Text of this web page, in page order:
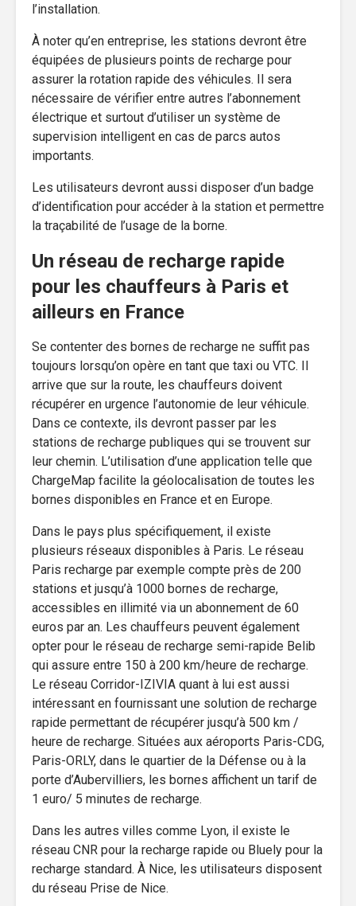
l’installation.
À noter qu’en entreprise, les stations devront être
équipées de plusieurs points de recharge pour
assurer la rotation rapide des véhicules. Il sera
nécessaire de vérifier entre autres l’abonnement
électrique et surtout d’utiliser un système de
supervision intelligent en cas de parcs autos
importants.
Les utilisateurs devront aussi disposer d’un badge
d’identification pour accéder à la station et permettre
la traçabilité de l’usage de la borne.
Un réseau de recharge rapide
pour les chauffeurs à Paris et
ailleurs en France
Se contenter des bornes de recharge ne suffit pas
toujours lorsqu’on opère en tant que taxi ou VTC. Il
arrive que sur la route, les chauffeurs doivent
récupérer en urgence l’autonomie de leur véhicule.
Dans ce contexte, ils devront passer par les
stations de recharge publiques qui se trouvent sur
leur chemin. L’utilisation d’une application telle que
ChargeMap facilite la géolocalisation de toutes les
bornes disponibles en France et en Europe.
Dans le pays plus spécifiquement, il existe
plusieurs réseaux disponibles à Paris. Le réseau
Paris recharge par exemple compte près de 200
stations et jusqu’à 1000 bornes de recharge,
accessibles en illimité via un abonnement de 60
euros par an. Les chauffeurs peuvent également
opter pour le réseau de recharge semi-rapide Belib
qui assure entre 150 à 200 km/heure de recharge.
Le réseau Corridor-IZIVIA quant à lui est aussi
intéressant en fournissant une solution de recharge
rapide permettant de récupérer jusqu’à 500 km /
heure de recharge. Situées aux aéroports Paris-CDG,
Paris-ORLY, dans le quartier de la Défense ou à la
porte d’Aubervilliers, les bornes affichent un tarif de
1 euro/ 5 minutes de recharge.
Dans les autres villes comme Lyon, il existe le
réseau CNR pour la recharge rapide ou Bluely pour la
recharge standard. À Nice, les utilisateurs disposent
du réseau Prise de Nice.